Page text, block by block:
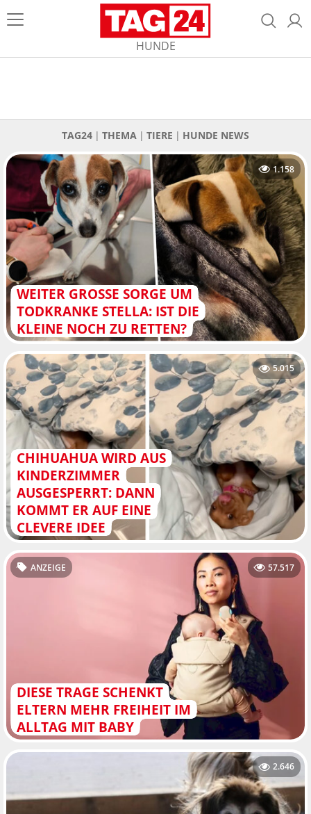
HUNDE
TAG24 THEMA TIERE HUNDE NEWS
WEITER GROSSE SORGE UM T
ODKRANKE STELLA: IST DIE K
LEINE NOCH ZU RETTEN?
1.158
CHIHUAHUA WIRD AUS
KINDERZIMMER
AUSGESPERRT: DANN
KOMMT ER AUF EINE
CLEVERE IDEE
5.015
DIESE TRAGE SCHENKT
ELTERN MEHR FREIHEIT IM
ALLTAG MIT BABY
ANZEIGE 57.517
2.646